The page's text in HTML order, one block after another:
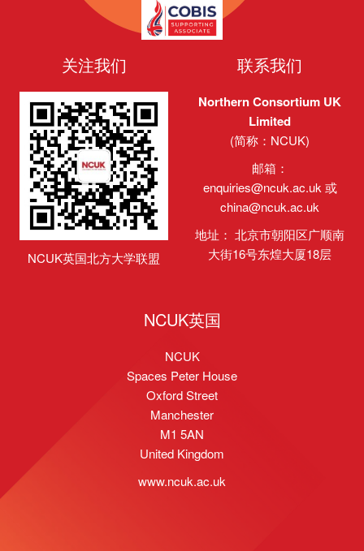
关注我们
NCUK英国北方大学联盟
联系我们
Northern Consortium UK
Limited
(简称：NCUK)
邮箱：
enquiries@ncuk.ac.uk或
china@ncuk.ac.uk
地址： 北京市朝阳区广顺南
大街16号东煌大厦18层
NCUK英国
NCUK
Spaces Peter House
Oxford Street
Manchester
M1 5AN
United Kingdom
www.ncuk.ac.uk